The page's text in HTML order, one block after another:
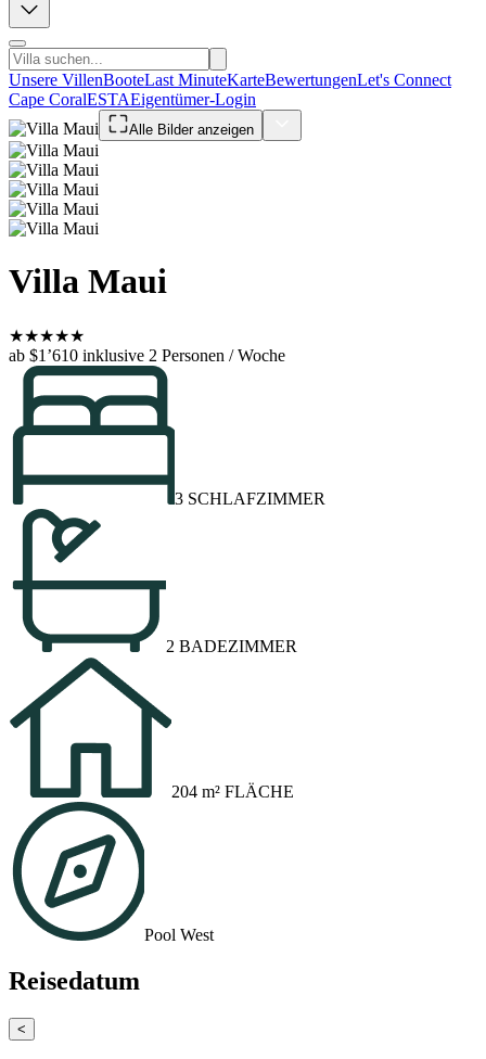
Unsere VillenBooteLast MinuteKarteBewertungenLet's Connect
Cape CoralESTAEigentümer-Login
Alle Bilder anzeigen
Villa Maui
★★★★★
ab $1’610 inklusive 2 Personen / Woche
3 SCHLAFZIMMER
2 BADEZIMMER
204 m² FLÄCHE
Pool West
Reisedatum
<